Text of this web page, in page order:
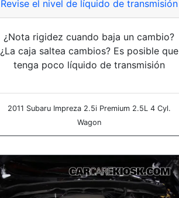
Revise el nivel de líquido de transmisión
¿Nota rigidez cuando baja un cambio?
¿La caja saltea cambios? Es posible que
tenga poco líquido de transmisión
2011 Subaru Impreza 2.5i Premium 2.5L 4 Cyl.
Wagon